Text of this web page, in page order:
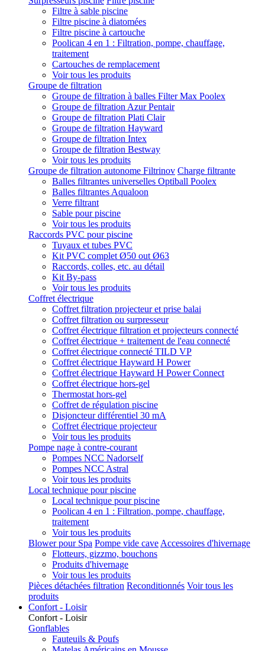
Filtre à sable piscine
Filtre piscine à diatomées
Filtre piscine à cartouche
Poolican 4 en 1 : Filtration, pompe, chauffage,
traitement
Cartouches de remplacement
Voir tous les produits
Groupe de filtration
Groupe de filtration à balles Filter Max Poolex
Groupe de filtration Azur Pentair
Groupe de filtration Plati Clair
Groupe de filtration Hayward
Groupe de filtration Intex
Groupe de filtration Bestway
Voir tous les produits
Groupe de filtration autonome Filtrinov Charge filtrante
Balles filtrantes universelles Optiball Poolex
Balles filtrantes Aqualoon
Verre filtrant
Sable pour piscine
Voir tous les produits
Raccords PVC pour piscine
Tuyaux et tubes PVC
Kit PVC complet Ø50 out Ø63
Raccords, colles, etc. au détail
Kit By-pass
Voir tous les produits
Coffret électrique
Coffret filtration projecteur et prise balai
Coffret filtration ou surpresseur
Coffret électrique filtration et projecteurs connecté
Coffret électrique + traitement de l'eau connecté
Coffret électrique connecté TILD VP
Coffret électrique Hayward H Power
Coffret électrique Hayward H Power Connect
Coffret électrique hors-gel
Thermostat hors-gel
Coffret de régulation piscine
Disjoncteur différentiel 30 mA
Coffret électrique projecteur
Voir tous les produits
Pompe nage à contre-courant
Pompes NCC Nadorself
Pompes NCC Astral
Voir tous les produits
Local technique pour piscine
Local technique pour piscine
Poolican 4 en 1 : Filtration, pompe, chauffage,
traitement
Voir tous les produits
Blower pour Spa Pompe vide cave Accessoires d'hivernage
Flotteurs, gizzmo, bouchons
Produits d'hivernage
Voir tous les produits
Pièces détachées filtration Reconditionnés Voir tous les
produits
Confort - Loisir
Confort - Loisir
Gonflables
Fauteuils & Poufs